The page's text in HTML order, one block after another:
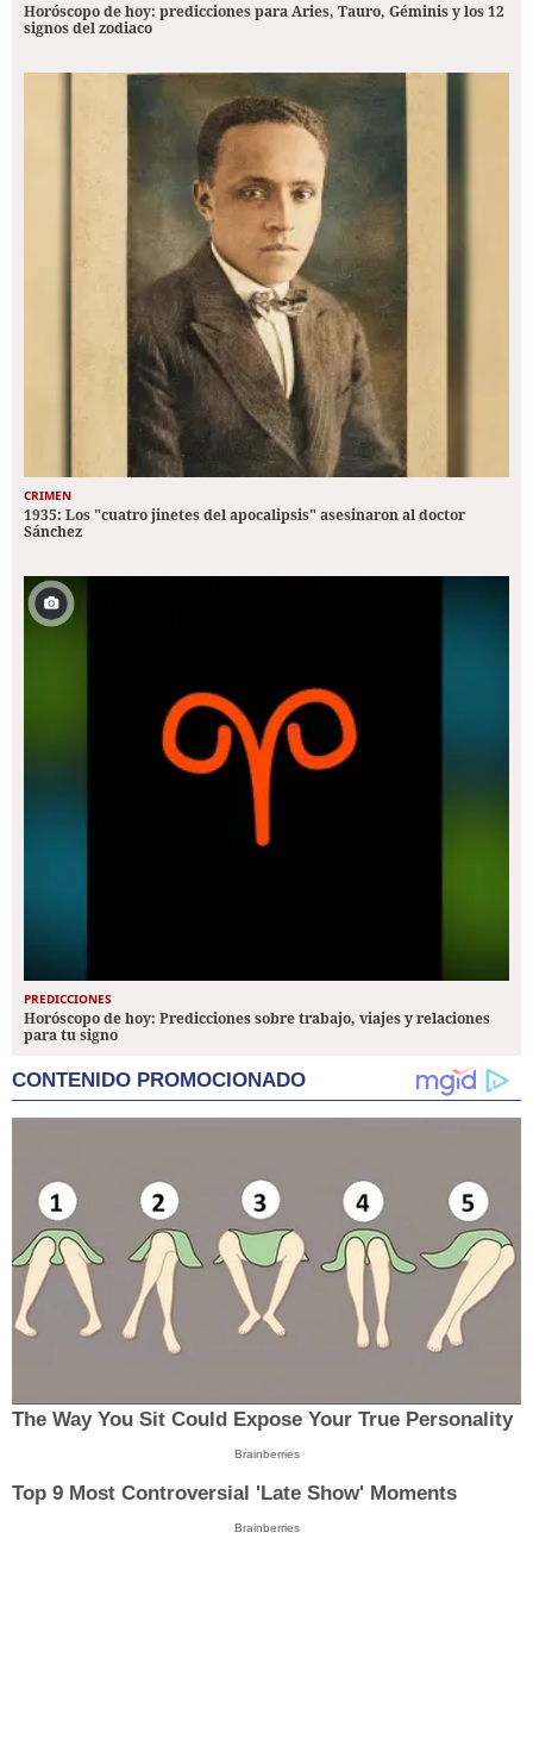
Horóscopo de hoy: predicciones para Aries, Tauro, Géminis y los 12
signos del zodiaco
CRIMEN
1935: Los "cuatro jinetes del apocalipsis" asesinaron al doctor
Sánchez
PREDICCIONES
Horóscopo de hoy: Predicciones sobre trabajo, viajes y relaciones
para tu signo
CONTENIDO PROMOCIONADO
The Way You Sit Could Expose Your True Personality
Brainberries
Top 9 Most Controversial 'Late Show' Moments
Brainberries